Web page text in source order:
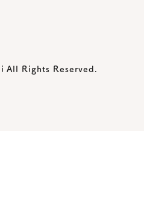
All Rights Reserved.